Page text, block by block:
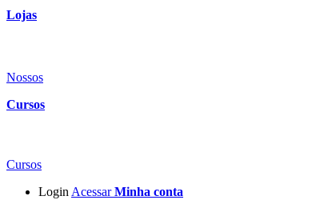
Lojas
Nossos
Cursos
Cursos
Login Acessar Minha conta